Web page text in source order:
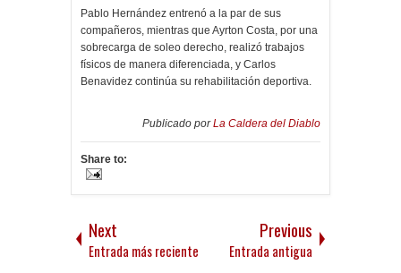
Pablo Hernández entrenó a la par de sus
compañeros, mientras que Ayrton Costa, por una
sobrecarga de soleo derecho, realizó trabajos
físicos de manera diferenciada, y Carlos
Benavidez continúa su rehabilitación deportiva.
Publicado porLa Caldera del Diablo
Share to:
Next
Entrada más reciente
Previous
Entrada antigua